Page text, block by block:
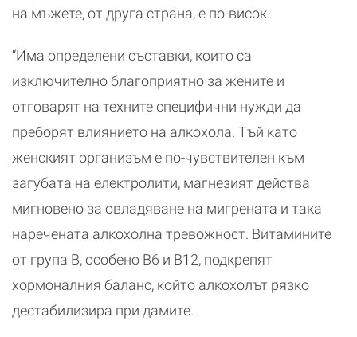
на мъжете, от друга страна, е по-висок.
“Има определени съставки, които са
изключително благоприятно за жените и
отговарят на техните специфични нужди да
преборят влиянието на алкохола. Тъй като
женският организъм е по-чувствителен към
загубата на електролити, магнезият действа
мигновено за овладяване на мигрената и така
наречената алкохолна тревожност. Витамините
от група B, особено B6 и B12, подкрепят
хормоналния баланс, който алкохолът рязко
дестабилизира при дамите.